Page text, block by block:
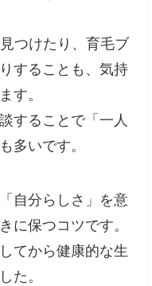
つけたり、育毛ブ
することも、気持
す。
することで「一人
多いです。
自分らしさ」を意
に保つコツです。
てから健康的な生
た。